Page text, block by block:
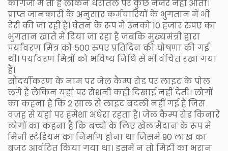
कागजों में तो है लेकिन धरातल पर कुछ नजर नहीं आता।
प्राप्त जानकारी के अनुसार कर्मचारियों के भुगतान में भी
देरी की जा रही है। वेतन के रूप में उनको 10 हजार रुपए का
भुगतान खाते में दिया जा रहा है जबकि मुख्यमंत्री द्वारा
पर्यावरण मित्र को 500 रुपए प्रतिदिन की घोषणा की गई
थी। पर्यावरण मित्रों को भविष्य निधि से भी वंचित रखा गया
है।
सौंदर्यीकरण के नाम पर जेल कैम्प रोड पर लाइट के पोल
लगे हैं लेकिन यहां पर रोशनी कहीं दिखाई नहीं देती। लोगों
का कहना है कि 2 साल से लाइट बदली नहीं गई है जिस
वजह से यहां पर हमेशा अंधेरा रहता है। जेल कैम्प रोड किनारे
लोगों का कहना है कि बच्चों के लिए खेल मैदान के रूप में
मिनी स्टेडियम का निर्माण होना था जिसमें 90 लाख का
बजट आवंटित किया गया था। इसमें न तो मिट्टी का भरान